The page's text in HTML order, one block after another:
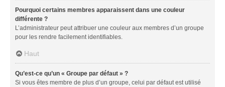
Pourquoi certains membres apparaissent dans une couleur
différente ?
L’administrateur peut attribuer une couleur aux membres d’un groupe
pour les rendre facilement identifiables.
Haut
Qu’est-ce qu’un « Groupe par défaut » ?
Si vous êtes membre de plus d’un groupe, celui par défaut est utilisé